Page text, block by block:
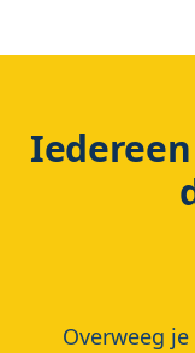
Overweeg